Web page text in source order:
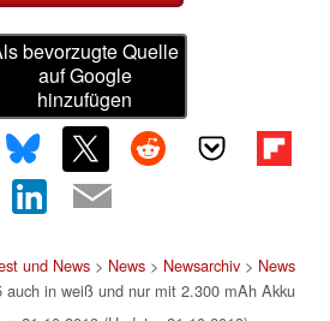
bevorzugte Quelle
auf Google
hinzufügen
und News> News> Newsarchiv> News
auch in weiß und nur mit 2.300 mAh Akku